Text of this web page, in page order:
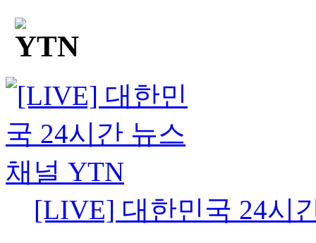
[LIVE] 대한민국 24시